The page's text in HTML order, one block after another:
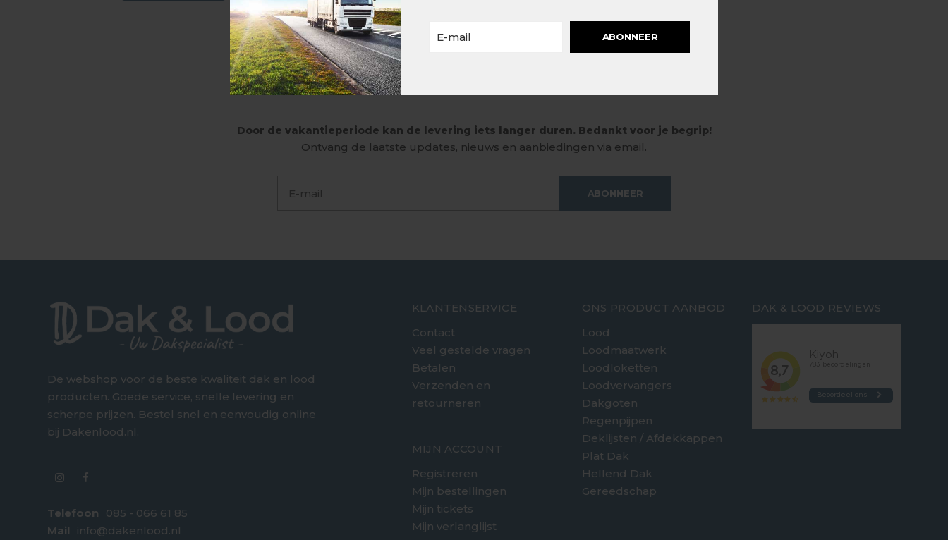
ABONNEER
Door de vakantieperiode kan de levering iets langer duren. Bedankt voor je begrip!
Ontvang de laatste updates, nieuws en aanbiedingen via email.
ABONNEER
De webshop voor de beste kwaliteit dak en lood
producten. Goede service, snelle levering en
scherpe prijzen. Bestel snel en eenvoudig online
bij Dakenlood.nl.
Telefoon
085 - 066 61 85
Mail
info@dakenlood.nl
KLANTENSERVICE
Contact
Veel gestelde vragen
Betalen
Verzenden en
retourneren
MIJN ACCOUNT
Registreren
Mijn bestellingen
Mijn tickets
Mijn verlanglijst
ONS PRODUCT AANBOD
Lood
Loodmaatwerk
Loodloketten
Loodvervangers
Dakgoten
Regenpijpen
Deklijsten / Afdekkappen
Plat Dak
Hellend Dak
Gereedschap
DAK & LOOD REVIEWS